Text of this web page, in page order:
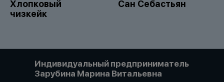
Хлопковый
чизкейк
Сан Себастьян
Индивидуальный предприниматель
Зарубина Марина Витальевна